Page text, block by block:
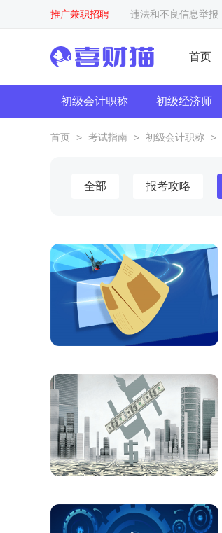
推广兼职招聘 违法和不良信息举报
首页
初级会计职称 初级经济师
首页 > 考试指南 > 初级会计职称 >
全部 报考攻略